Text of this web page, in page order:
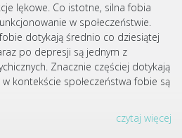
lękowe. Co istotne, silna fobia
w społeczeństwie.
dotykają średnio co dziesiątej
po depresji są jednym z
Znacznie częściej dotykają
kontekście społeczeństwa fobie są
czytaj więcej